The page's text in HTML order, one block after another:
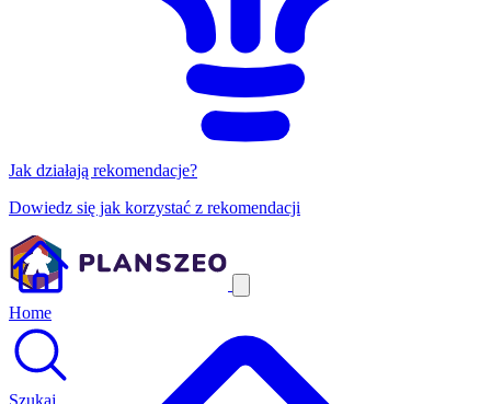
Jak działają rekomendacje?
Dowiedz się jak korzystać z rekomendacji
Home
Szukaj